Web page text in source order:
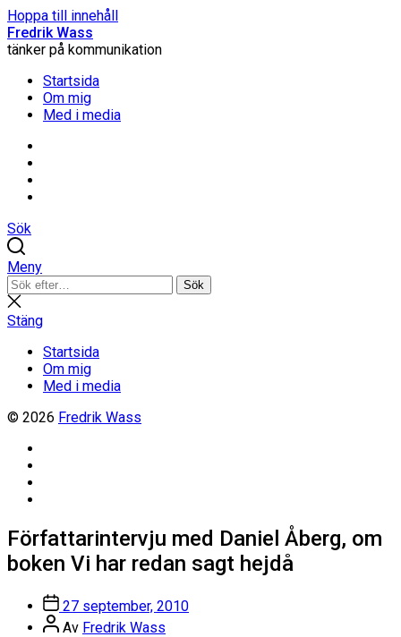
Hoppa till innehåll
Fredrik Wass
tänker på kommunikation
Startsida
Om mig
Med i media
Sök
Meny
Sök
efter:
Sök
Stäng
sökning
Stäng
Startsida
Om mig
Med i media
© 2026 Fredrik Wass
Författarintervju med Daniel Åberg, om
boken Vi har redan sagt hejdå
Inläggsdatum
27 september, 2010
Inläggsförfattare
Av Fredrik Wass